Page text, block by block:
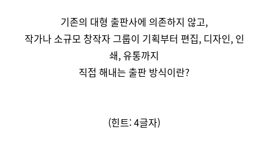
기존의 대형 출판사에 의존하지 않고,
작가나 소규모 창작자 그룹이 기획부터 편집, 디자인, 인
쇄, 유통까지
직접 해내는 출판 방식이란?
(힌트: 4글자)